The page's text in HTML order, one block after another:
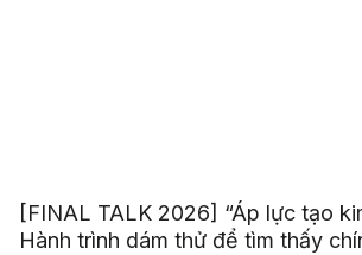
[FINAL TALK 2026] “Áp lực tạo
Hành trình dám thử để tìm thấy